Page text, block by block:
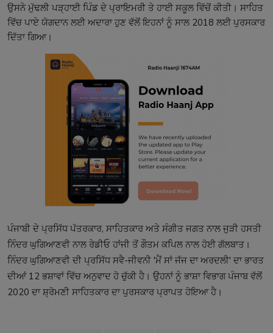
ਉਸਨੇ ਮੁੱਢਲੀ ਪੜ੍ਹਾਈ ਪਿੰਡ ਦੇ ਪ੍ਰਾਇਮਰੀ ਤੇ ਹਾਈ ਸਕੂਲ ਵਿੱਚੋਂ ਕੀਤੀ। ਸਾਹਿਤ
ਵਿੱਚ ਪਾਏ ਯੋਗਦਾਨ ਲਈ ਅਦਾਰਾ ਹੁਣ ਵੱਲੋਂ ਇਹਨਾਂ ਨੂੰ ਸਾਲ 2018 ਲਈ ਪੁਰਸਕਾਰ
ਦਿੱਤਾ ਗਿਆ।
ਪੰਜਾਬੀ ਦੇ ਪ੍ਰਸਿੱਧ ਪੱਤਰਕਾਰ, ਸਾਹਿਤਕਾਰ ਅਤੇ ਸੰਗੀਤ ਜਗਤ ਨਾਲ ਜੁੜੀ ਹਸਤੀ
ਨਿੰਦਰ ਘੁਗਿਆਣਵੀ ਨਾਲ ਰੇਡੀਓ ਹਾਂਜੀ ਤੋਂ ਗੌਤਮ ਕਪਿਲ ਨਾਲ ਹੋਈ ਗੱਲਬਾਤ।
ਨਿੰਦਰ ਘੁਗਿਆਣਵੀ ਦੀ ਪ੍ਰਸਿੱਧ ਸਵੈ-ਜੀਵਨੀ 'ਮੈਂ ਸਾਂ ਜੱਜ ਦਾ ਅਰਦਲੀ' ਦਾ ਭਾਰਤ
ਦੀਆਂ 12 ਭਸ਼ਾਵਾਂ ਵਿੱਚ ਅਨੁਵਾਦ ਹੋ ਚੁੱਕੀ ਹੈ। ਉਹਨਾਂ ਨੂੰ ਭਾਸ਼ਾ ਵਿਭਾਗ ਪੰਜਾਬ ਵੱਲੋਂ
2020 ਦਾ ਸ਼੍ਰੋਮਣੀ ਸਾਹਿਤਕਾਰ ਦਾ ਪੁਰਸਕਾਰ ਪ੍ਰਾਪਤ ਹੋਇਆ ਹੈ।